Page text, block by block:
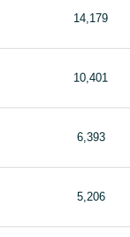
14,179
10,401
6,393
5,206